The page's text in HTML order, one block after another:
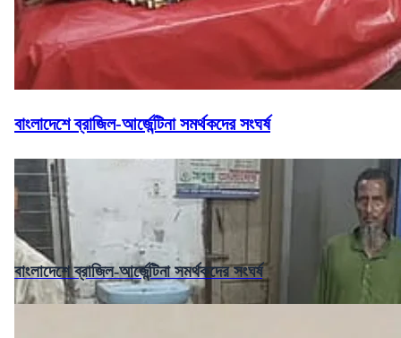
বাংলাদেশে ব্রাজিল-আর্জেন্টিনা সমর্থকদের সংঘর্ষ
বাংলাদেশে ব্রাজিল-আর্জেন্টিনা সমর্থকদের সংঘর্ষ